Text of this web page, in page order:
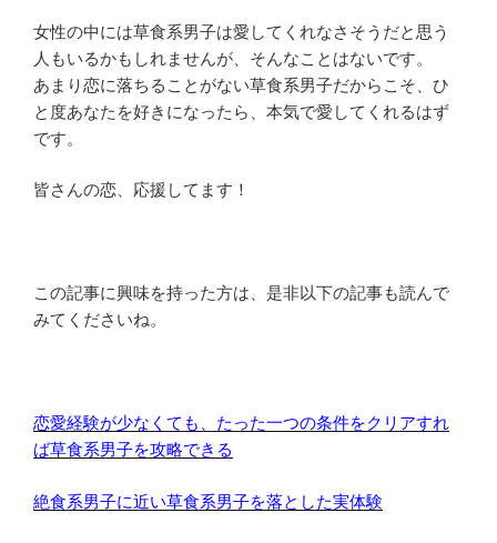
女性の中には草食系男子は愛してくれなさそうだと思う
人もいるかもしれませんが、そんなことはないです。
あまり恋に落ちることがない草食系男子だからこそ、 ひ
と度あなたを好きになったら、本気で愛してくれるはず
です。
皆さんの恋、応援してます！
この記事に興味を持った方は、是非以下の記事も読んで
みてくださいね。
恋愛経験が少なくても、たった一つの条件をクリアすれ
ば草食系男子を攻略できる
絶食系男子に近い草食系男子を落とした実体験